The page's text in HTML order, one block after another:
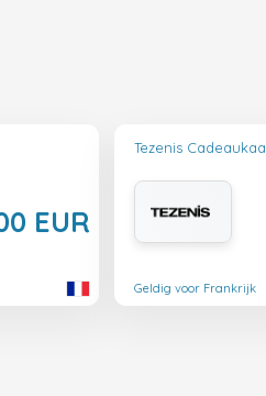
EUR
Tezenis
Geldig voor Frankrijk